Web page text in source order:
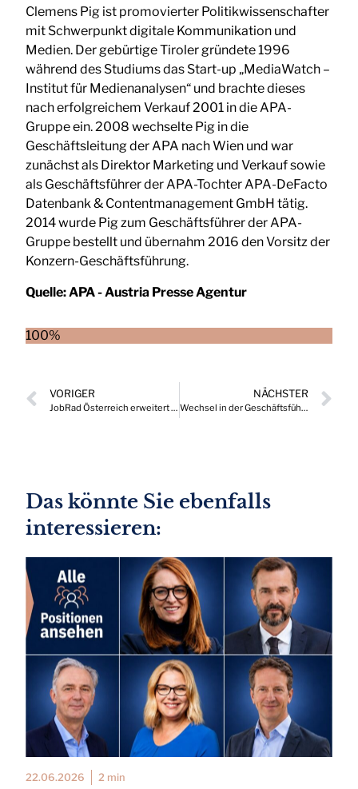
Clemens Pig ist promovierter Politikwissenschafter
mit Schwerpunkt digitale Kommunikation und
Medien. Der gebürtige Tiroler gründete 1996
während des Studiums das Start-up „MediaWatch –
Institut für Medienanalysen“ und brachte dieses
nach erfolgreichem Verkauf 2001 in die APA-
Gruppe ein. 2008 wechselte Pig in die
Geschäftsleitung der APA nach Wien und war
zunächst als Direktor Marketing und Verkauf sowie
als Geschäftsführer der APA-Tochter APA-DeFacto
Datenbank & Contentmanagement GmbH tätig.
2014 wurde Pig zum Geschäftsführer der APA-
Gruppe bestellt und übernahm 2016 den Vorsitz der
Konzern-Geschäftsführung.
Quelle: APA - Austria Presse Agentur
100%
VORIGER
JobRad Österreich erweitert die Geschäftsführung
NÄCHSTER
Wechsel in der Geschäftsführung von Donau Soja
Das könnte Sie ebenfalls
interessieren:
22.06.2026 2 min